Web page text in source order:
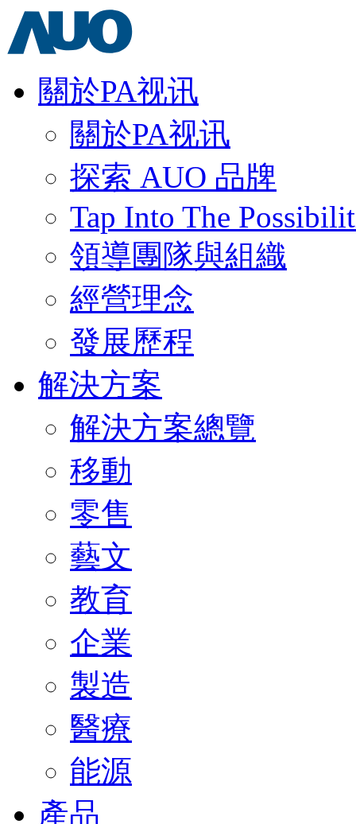
關於PA视讯
關於PA视讯
探索 AUO 品牌
Tap Into The
領導團隊與組織
經營理念
發展歷程
解決方案
解決方案總覽
移動
零售
藝文
教育
企業
製造
醫療
能源
產品